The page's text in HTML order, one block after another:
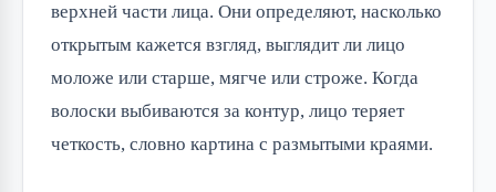
верхней части лица. Они определяют, насколько
открытым кажется взгляд, выглядит ли лицо
моложе или старше, мягче или строже. Когда
волоски выбиваются за контур, лицо теряет
четкость, словно картина с размытыми краями.